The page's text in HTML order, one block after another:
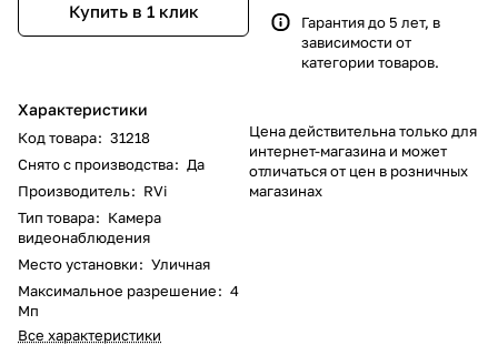
Купить в 1 клик
Характеристики
Код товара: 31218
Снято с производства: Да
Производитель: RVi
Тип товара: Камера
видеонаблюдения
Место установки: Уличная
Максимальное разрешение: 4
Мп
Все характеристики
Гарантия до 5 лет, в
зависимости от
категории товаров.
Цена действительна только для
интернет-магазина и может
отличаться от цен в розничных
магазинах